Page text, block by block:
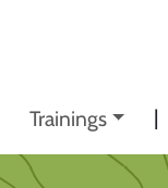
Trainings